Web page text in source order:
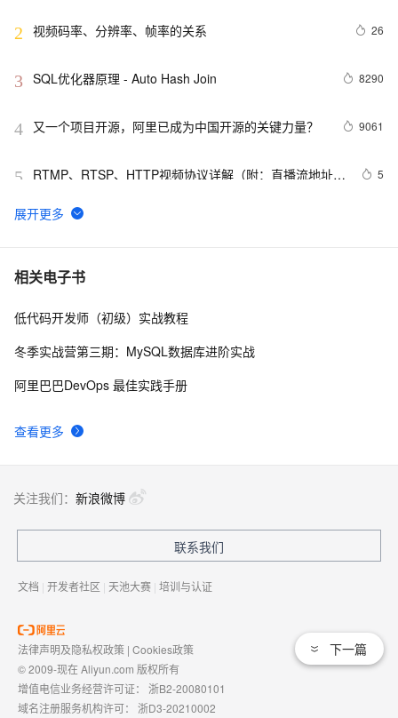
2 视频码率、分辨率、帧率的关系 26
3 SQL优化器原理 - Auto Hash Join 8290
4 又一个项目开源，阿里已成为中国开源的关键力量？ 9061
5
RTMP、RTSP、HTTP视频协议详解（附：直播流地址、
5
6 谷歌CEO皮查伊：对重返中国持开放态度
7 C语言项目参考解答：全正整数后再计算
8 俗人解读 三维渲染 的工作过程
著录
相关电子书
查看更多
低代码开发师（初级）实战教程
冬季实战营第三期：MySQL数据库进阶实战
阿里巴巴DevOps 最佳实践手册
下一篇
关注我们： 新浪微博
联系我们
文档 | 开发者社区 | 天池大赛 | 培训与认证
法律声明及隐私权政策 | Cookies政策
© 2009-现在 Aliyun.com 版权所有
增值电信业务经营许可证： 浙B2-20080101
域名注册服务机构许可： 浙D3-20210002